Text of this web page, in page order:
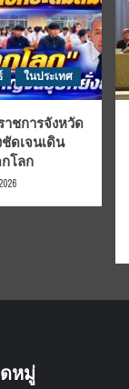
ในประเทศ
ชการจังหวัด
ดเจนเดิน
โลก
หมู่